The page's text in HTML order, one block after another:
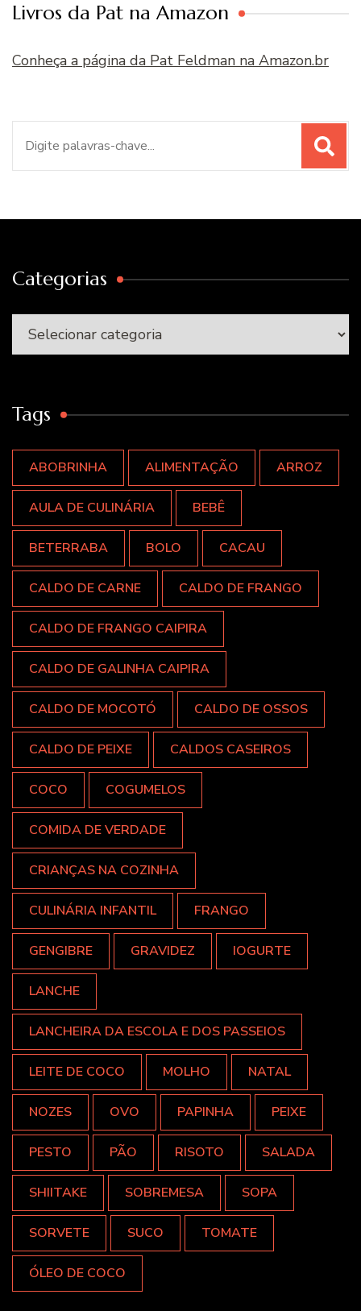
Livros da Pat na Amazon
Conheça a página da Pat Feldman na Amazon.br
Categorias
Categorias
Tags
ABOBRINHA ALIMENTAÇÃO ARROZ
AULA DE CULINÁRIA BEBÊ
BETERRABA BOLO CACAU
CALDO DE CARNE CALDO DE FRANGO
CALDO DE FRANGO CAIPIRA
CALDO DE GALINHA CAIPIRA
CALDO DE MOCOTÓ CALDO DE OSSOS
CALDO DE PEIXE CALDOS CASEIROS
COCO COGUMELOS
COMIDA DE VERDADE
CRIANÇAS NA COZINHA
CULINÁRIA INFANTIL FRANGO
GENGIBRE GRAVIDEZ IOGURTE
LANCHE
LANCHEIRA DA ESCOLA E DOS PASSEIOS
LEITE DE COCO MOLHO NATAL
NOZES OVO PAPINHA PEIXE
PESTO PÃO RISOTO SALADA
SHIITAKE SOBREMESA SOPA
SORVETE SUCO TOMATE
ÓLEO DE COCO